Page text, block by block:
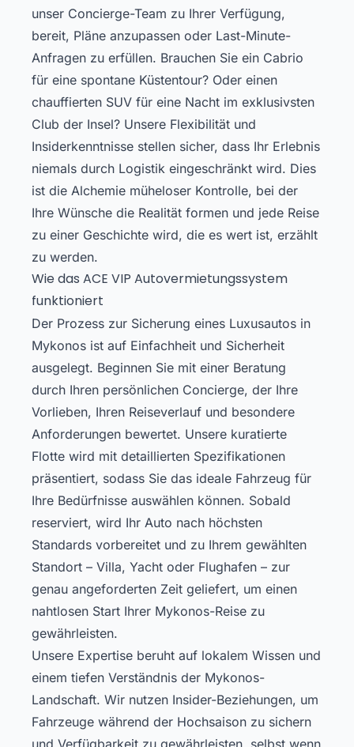
unser Concierge-Team zu Ihrer Verfügung,
bereit, Pläne anzupassen oder Last-Minute-
Anfragen zu erfüllen. Brauchen Sie ein Cabrio
für eine spontane Küstentour? Oder einen
chauffierten SUV für eine Nacht im exklusivsten
Club der Insel? Unsere Flexibilität und
Insiderkenntnisse stellen sicher, dass Ihr Erlebnis
niemals durch Logistik eingeschränkt wird. Dies
ist die Alchemie müheloser Kontrolle, bei der
Ihre Wünsche die Realität formen und jede Reise
zu einer Geschichte wird, die es wert ist, erzählt
zu werden.
Wie das ACE VIP Autovermietungssystem
funktioniert
Der Prozess zur Sicherung eines Luxusautos in
Mykonos ist auf Einfachheit und Sicherheit
ausgelegt. Beginnen Sie mit einer Beratung
durch Ihren persönlichen Concierge, der Ihre
Vorlieben, Ihren Reiseverlauf und besondere
Anforderungen bewertet. Unsere kuratierte
Flotte wird mit detaillierten Spezifikationen
präsentiert, sodass Sie das ideale Fahrzeug für
Ihre Bedürfnisse auswählen können. Sobald
reserviert, wird Ihr Auto nach höchsten
Standards vorbereitet und zu Ihrem gewählten
Standort – Villa, Yacht oder Flughafen – zur
genau angeforderten Zeit geliefert, um einen
nahtlosen Start Ihrer Mykonos-Reise zu
gewährleisten.
Unsere Expertise beruht auf lokalem Wissen und
einem tiefen Verständnis der Mykonos-
Landschaft. Wir nutzen Insider-Beziehungen, um
Fahrzeuge während der Hochsaison zu sichern
und Verfügbarkeit zu gewährleisten, selbst wenn